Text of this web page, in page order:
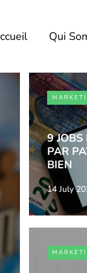
Qui
9 JOBS
PAR
BIEN
14 July